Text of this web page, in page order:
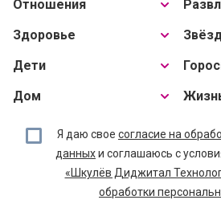
Отношения
Здоровье
Дети
Дом
Я даю свое согласие на
данныхи соглашаюсь с
«Шкулёв Диджитал
обработки